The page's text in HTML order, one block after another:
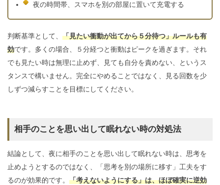
夜の時間帯、スマホを別の部屋に置いて充電する
判断基準として、 「見たい衝動が出てから５分待つ」ルールも有
効です。多くの場合、５分経つと衝動はピークを過ぎます。それ
でも見たい時は無理に止めず、見ても自分を責めない、というス
タンスで構いません。完全にやめることではなく、見る回数を少
しずつ減らすことを目標にしてください。
相手のことを思い出して眠れない時の対処法
結論として、夜に相手のことを思い出して眠れない時は、思考を
止めようとするのではなく、「思考を別の場所に移す」工夫をす
るのが効果的です。 「考えないようにする」は、ほぼ確実に逆効